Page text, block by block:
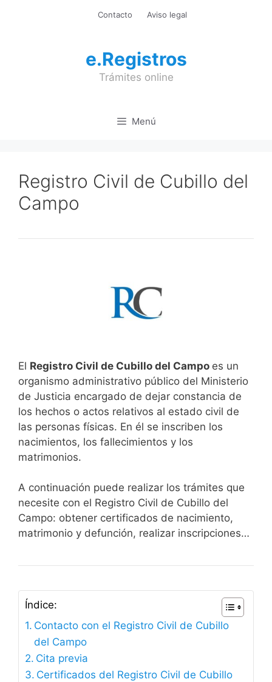
Contacto Aviso legal
e.Registros
Trámites online
Menú
Registro Civil de Cubillo del
Campo
El Registro Civil de Cubillo del Campo es un
organismo administrativo público del Ministerio
de Justicia encargado de dejar constancia de
los hechos o actos relativos al estado civil de
las personas físicas. En él se inscriben los
nacimientos, los fallecimientos y los
matrimonios.
A continuación puede realizar los trámites que
necesite con el Registro Civil de Cubillo del
Campo: obtener certificados de nacimiento,
matrimonio y defunción, realizar inscripciones…
Índice:
Contacto con el Registro Civil de Cubillo
del Campo
Cita previa
Certificados del Registro Civil de Cubillo